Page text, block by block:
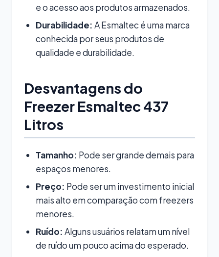
e o acesso aos produtos armazenados.
Durabilidade: A Esmaltec é uma marca
conhecida por seus produtos de
qualidade e durabilidade.
Desvantagens do
Freezer Esmaltec 437
Litros
Tamanho: Pode ser grande demais para
espaços menores.
Preço: Pode ser um investimento inicial
mais alto em comparação com freezers
menores.
Ruído: Alguns usuários relatam um nível
de ruído um pouco acima do esperado.